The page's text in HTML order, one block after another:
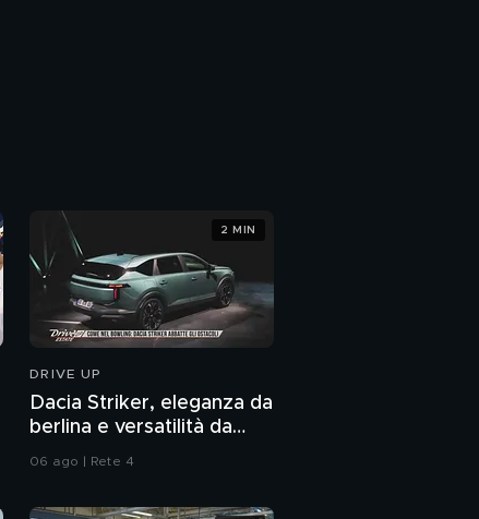
DRIVE UP
Dacia Striker, eleganza da
berlina e versatilità da
station wagon
06 ago | Rete 4
2 MIN